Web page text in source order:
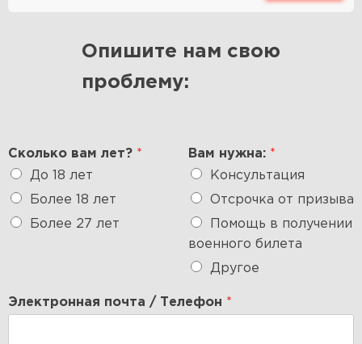
Опишите нам свою
проблему:
Сколько вам лет? *
До 18 лет
Более 18 лет
Более 27 лет
Вам нужна: *
Консультация
Отсрочка от призыва
Помощь в получении
военного билета
Другое
Электронная почта / Телефон *